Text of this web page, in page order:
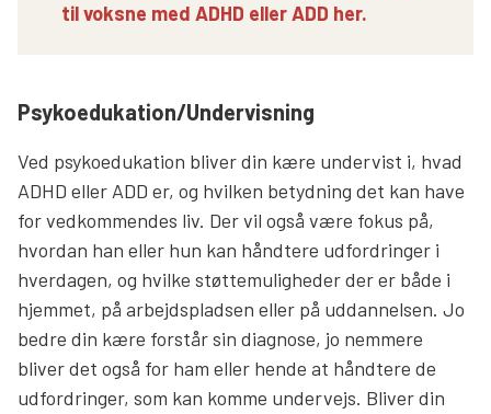
til voksne med ADHD eller ADD her.
Psykoedukation/Undervisning
Ved psykoedukation bliver din kære undervist i, hvad
ADHD eller ADD er, og hvilken betydning det kan have
for vedkommendes liv. Der vil også være fokus på,
hvordan han eller hun kan håndtere udfordringer i
hverdagen, og hvilke støttemuligheder der er både i
hjemmet, på arbejdspladsen eller på uddannelsen. Jo
bedre din kære forstår sin diagnose, jo nemmere
bliver det også for ham eller hende at håndtere de
udfordringer, som kan komme undervejs. Bliver din